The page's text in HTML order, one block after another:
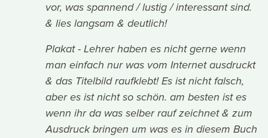
vor, was spannend / lustig / interessant sind.
& lies langsam & deutlich!
Plakat - Lehrer haben es nicht gerne wenn
man einfach nur was vom Internet ausdruckt
& das Titelbild raufklebt! Es ist nicht falsch,
aber es ist nicht so schön. am besten ist es
wenn ihr da was selber rauf zeichnet & zum
Ausdruck bringen um was es in diesem Buch